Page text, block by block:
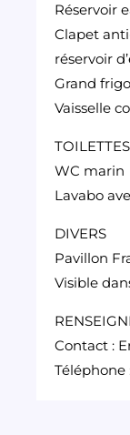
Réservoir
Clapet
réservoir
Grand frigo
Vaisselle
TOILETTES
WC marin
Lavabo
DIVERS
Pavillon
Visible
Contact :
Téléphone